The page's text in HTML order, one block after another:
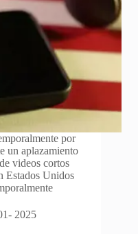
por
un aplazamiento
videos cortos
Estados Unidos
2025